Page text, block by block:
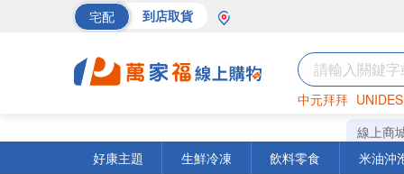
宅配 到店取貨
中元拜拜
罐頭 海苔
線上商
好康主題
生鮮冷凍 飲料零食 米油沖